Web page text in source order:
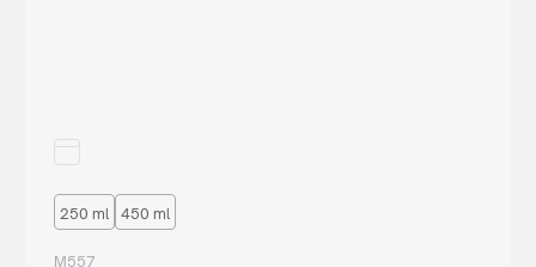
250 ml 450 ml
M557